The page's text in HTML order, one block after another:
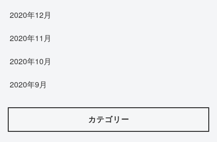
2020年12月
2020年11月
2020年10月
2020年9月
カテゴリー